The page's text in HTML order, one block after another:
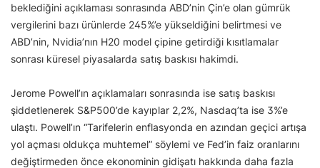
beklediğini açıklaması sonrasında ABD’nin Çin’e olan gümrük
vergilerini bazı ürünlerde 245%’e yükseldiğini belirtmesi ve
ABD’nin, Nvidia’nın H20 model çipine getirdiği kısıtlamalar
sonrası küresel piyasalarda satış baskısı hakimdi.
Jerome Powell’ın açıklamaları sonrasında ise satış baskısı
şiddetlenerek S&P500’de kayıplar 2,2%, Nasdaq’ta ise 3%’e
ulaştı. Powell’ın “Tarifelerin enflasyonda en azından geçici artışa
yol açması oldukça muhtemel” söylemi ve Fed’in faiz oranlarını
değiştirmeden önce ekonominin gidişatı hakkında daha fazla